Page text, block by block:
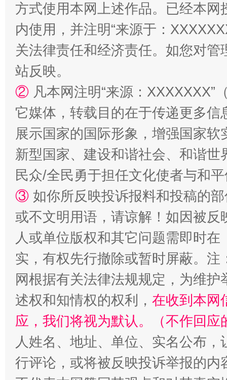
扯下公款旅游的“隐身衣” 如何以
“蜀中异人”王建安的艺术幻境
方式使用本网上述作品。已经本
内使用，并注明“来源于：
关法律责任和经济责任。如您对
站反映。
② 凡本网注明“来源：
它媒体，转载目的在于传递更多
展示国家的国际形象，增强国家
新型国家、建设和谐社会、和谐
民众/全民勇于担任文化使者与和
③ 如你所反映投诉报料和投稿的
或不文明用语，请谅解！如因被
人或单位版权和其它问题需即时在
实，有权先行撤除或暂时屏蔽。
网根据有关法律法规规定，为维
述权和知情权的权利， 在收到本网
应，我们将视为默认。（不作回应
人姓名、地址、单位、实名公布
行评论，或将被反映投诉举报的